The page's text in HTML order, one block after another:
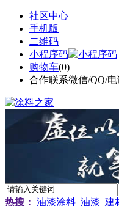
社区中心
手机版
二维码
小程序码
购物车(0)
合作联系微信/QQ/电
热搜： 油漆涂料 油漆 建